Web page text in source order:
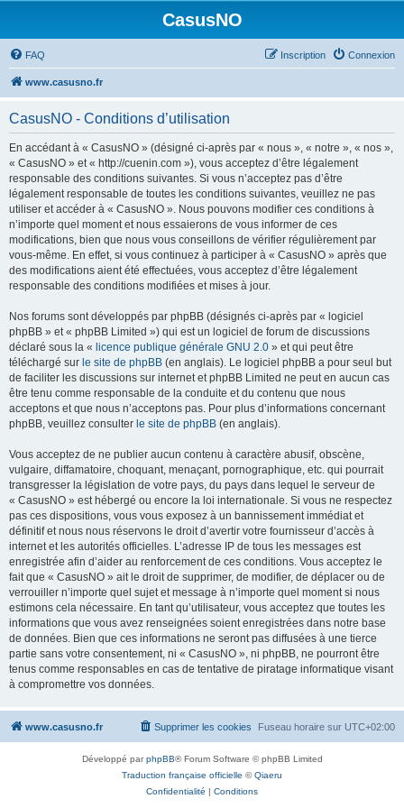
CasusNO
FAQ Connexion
Inscription
www.casusno.fr
CasusNO - Conditions d’utilisation
En accédant à « CasusNO » (désigné ci-après par « nous », « notre », « nos »,
« CasusNO » et « http://cuenin.com »), vous acceptez d’être légalement
responsable des conditions suivantes. Si vous n’acceptez pas d’être
légalement responsable de toutes les conditions suivantes, veuillez ne pas
utiliser et accéder à « CasusNO ». Nous pouvons modifier ces conditions à
n’importe quel moment et nous essaierons de vous informer de ces
modifications, bien que nous vous conseillons de vérifier régulièrement par
vous-même. En effet, si vous continuez à participer à « CasusNO » après que
des modifications aient été effectuées, vous acceptez d’être légalement
responsable des conditions modifiées et mises à jour.
Nos forums sont développés par phpBB (désignés ci-après par « logiciel
phpBB » et « phpBB Limited ») qui est un logiciel de forum de discussions
déclaré sous la « licence publique générale GNU 2.0 » et qui peut être
téléchargé sur le site de phpBB (en anglais). Le logiciel phpBB a pour seul but
de faciliter les discussions sur internet et phpBB Limited ne peut en aucun cas
être tenu comme responsable de la conduite et du contenu que nous
acceptons et que nous n’acceptons pas. Pour plus d’informations concernant
phpBB, veuillez consulter le site de phpBB (en anglais).
Vous acceptez de ne publier aucun contenu à caractère abusif, obscène,
vulgaire, diffamatoire, choquant, menaçant, pornographique, etc. qui pourrait
transgresser la législation de votre pays, du pays dans lequel le serveur de
« CasusNO » est hébergé ou encore la loi internationale. Si vous ne respectez
pas ces dispositions, vous vous exposez à un bannissement immédiat et
définitif et nous nous réservons le droit d’avertir votre fournisseur d’accès à
internet et les autorités officielles. L’adresse IP de tous les messages est
enregistrée afin d’aider au renforcement de ces conditions. Vous acceptez le
fait que « CasusNO » ait le droit de supprimer, de modifier, de déplacer ou de
verrouiller n’importe quel sujet et message à n’importe quel moment si nous
estimons cela nécessaire. En tant qu’utilisateur, vous acceptez que toutes les
informations que vous avez renseignées soient enregistrées dans notre base
de données. Bien que ces informations ne seront pas diffusées à une tierce
partie sans votre consentement, ni « CasusNO », ni phpBB, ne pourront être
tenus comme responsables en cas de tentative de piratage informatique visant
à compromettre vos données.
www.casusno.fr Fuseau horaire sur UTC+02:00
Supprimer les cookies
Développé parphpBB® Forum Software © phpBB Limited
Traduction française officielle ©Qiaeru
Confidentialité | Conditions